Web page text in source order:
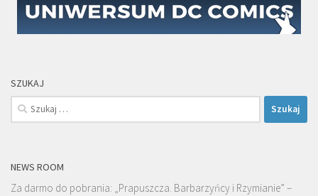
SZUKAJ
Szukaj:
NEWS ROOM
Za darmo do pobrania: „Prapuszcza. Barbarzyńcy i Rzymianie” –